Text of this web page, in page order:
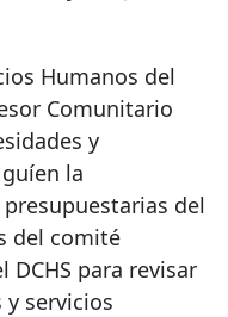
Humanos del
Comunitario
y
la
del
del comité
para revisar
servicios